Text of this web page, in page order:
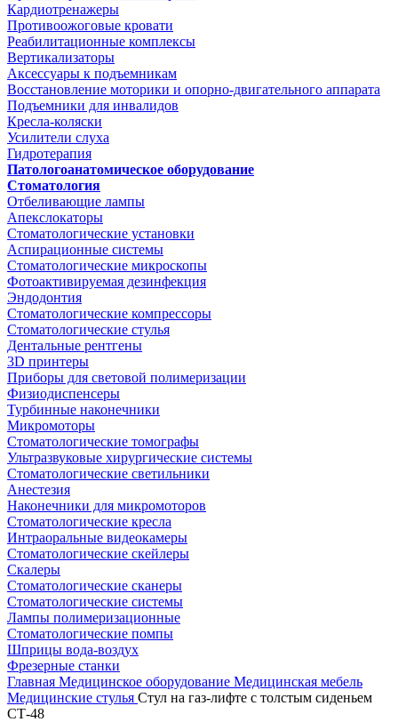
Кардиотренажеры
Противоожоговые кровати
Реабилитационные комплексы
Вертикализаторы
Аксессуары к подъемникам
Восстановление моторики и опорно-двигательного аппарата
Подъемники для инвалидов
Кресла-коляски
Усилители слуха
Гидротерапия
Патологоанатомическое оборудование
Стоматология
Отбеливающие лампы
Апекслокаторы
Стоматологические установки
Аспирационные системы
Стоматологические микроскопы
Фотоактивируемая дезинфекция
Эндодонтия
Стоматологические компрессоры
Стоматологические стулья
Дентальные рентгены
3D принтеры
Приборы для световой полимеризации
Физиодиспенсеры
Турбинные наконечники
Микромоторы
Стоматологические томографы
Ультразвуковые хирургические системы
Стоматологические светильники
Анестезия
Наконечники для микромоторов
Стоматологические кресла
Интраоральные видеокамеры
Стоматологические скейлеры
Скалеры
Стоматологические сканеры
Стоматологические системы
Лампы полимеризационные
Стоматологические помпы
Шприцы вода-воздух
Фрезерные станки
Главная Медицинское оборудование Медицинская мебель
Медицинские стулья Стул на газ-лифте с толстым сиденьем
СТ-48